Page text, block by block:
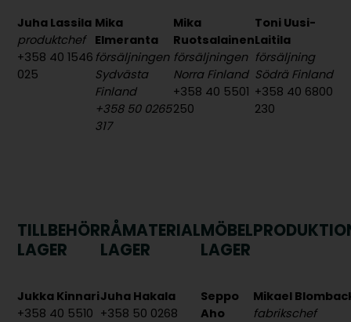
Juha Lassila
produktchef
+358 40 1546
025
Mika
Elmeranta
försäljningen
Sydvästa
Finland
+358 50 0265
317
Mika
Ruotsalainen
försäljningen
Norra Finland
+358 40 5501
250
Toni Uusi-
Laitila
försäljning
Södrä Finland
+358 40 6800
230
TILLBEHÖR
LAGER
RÅMATERIAL
LAGER
MÖBEL
LAGER
Jukka Kinnari
+358 40 5510
Juha Hakala
+358 50 0268
Seppo
Aho
Mikael
fabrikschef